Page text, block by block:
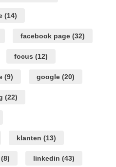
(14)
facebook page (32)
focus (12)
(9) google (20)
(22)
klanten (13)
(8) linkedin (43)